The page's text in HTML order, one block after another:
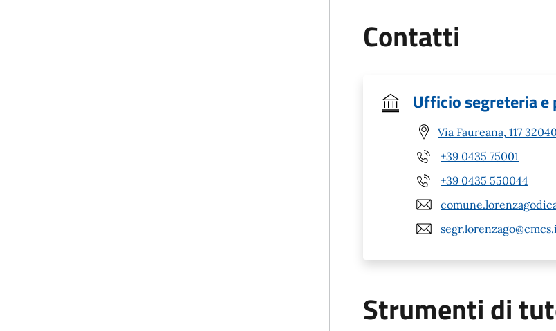
Contatti
Ufficio segreteria e
Via Faureana, 117
+39 0435 75001
+39 0435 550044
Strumenti di